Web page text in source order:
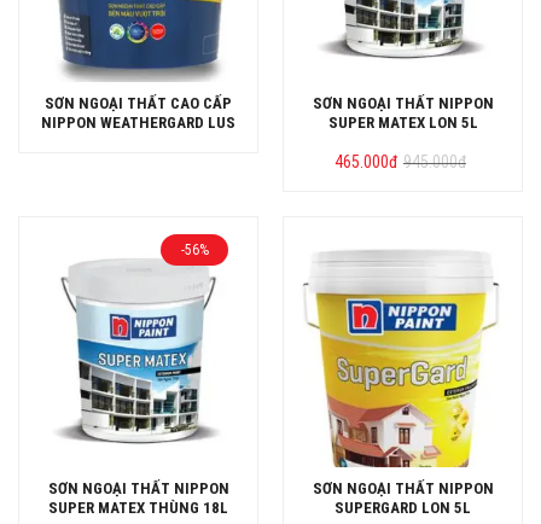
SƠN NGOẠI THẤT CAO CẤP
NIPPON WEATHERGARD LUS
SƠN NGOẠI THẤT NIPPON
SUPER MATEX LON 5L
945.000đ
Giá
465.000đ Giá
-56%
SƠN NGOẠI THẤT NIPPON
SUPER MATEX THÙNG 18L
SƠN NGOẠI THẤT NIPPON
SUPERGARD LON 5L